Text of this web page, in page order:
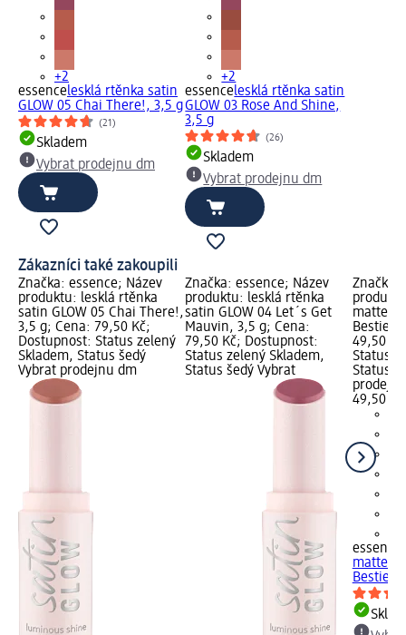
+2
essencelesklá rtěnka satin
GLOW 05 Chai There!, 3,5 g
(21)
Skladem
Vybrat prodejnu dm
+2
essencelesklá rtěnka satin
GLOW 03 Rose And Shine,
3,5 g
(26)
Skladem
Vybrat prodejnu dm
Zákazníci také zakoupili
Značka: essence; Název
produktu: lesklá rtěnka
satin GLOW 05 Chai There!,
3,5 g; Cena: 79,50 Kč;
Dostupnost: Status zelený
Skladem, Status šedý
Vybrat prodejnu dm
Značka: essence; Název
produktu: lesklá rtěnka
satin GLOW 04 Let´s Get
Mauvin, 3,5 g; Cena:
79,50 Kč; Dostupnost:
Status zelený Skladem,
Status šedý Vybrat
Značka:
matte
Bestie,
49,50
Status
Status
49,50 Kč
essence
matte
Bestie,